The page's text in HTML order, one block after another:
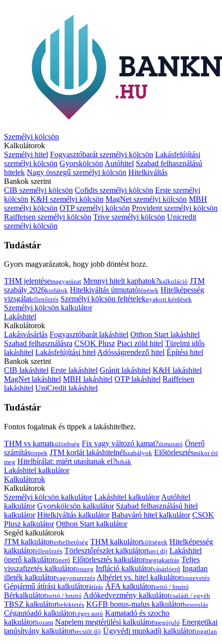
Személyi kölcsön
Kalkulátorok
Személyi hitel Fogyasztóbarát személyi kölcsön Lakásfelújítási
személyi kölcsön Gyorskölcsön Autóhitel Szabad felhasználású
hitelek Nagy összegű személyi kölcsön Hitelkiváltás
Bankok szerint
CIB személyi kölcsön Cofidis személyi kölcsön Erste személyi
kölcsön K&H személyi kölcsön MagNet személyi kölcsön MBH
személyi kölcsön OTP személyi kölcsön Provident személyi kölcsön
Raiffeisen személyi kölcsön Trive személyi kölcsön Unicredit
személyi kölcsön
Tudástár
Gyors magyarázatok, hogy jobb döntést hozz.
THM jelentésemagyarázat Mennyi hitelt kaphatok?kalkuláció JTM
szabály 2026korlátok Hitelkiváltás útmutatólépések Hitelképesség
vizsgálatellenőrzés Személyi kölcsön feltételekgyakori kérdések
Személyi kölcsön kalkulátor
Lakáshitel
Kalkulátorok
Lakásvásárlás Fogyasztóbarát lakáshitel Otthon Start lakáshitel
Szabad felhasználásra CSOK Plusz Piaci zöld hitel Türelmi idős
lakáshitel Lakásfelújítási hitelAdósságrendező hitel Építési hitel
Bankok szerint
CIB lakáshitel Erste lakáshitel Gránit lakáshitel K&H lakáshitel
MagNet lakáshitel MBH lakáshitel OTP lakáshitel Raiffeisen
lakáshitel UniCredit lakáshitel
Tudástár
Fontos fogalmak és tippek a lakáshitelhez.
THM vs kamatkülönbség Fix vagy változó kamat?útmutató Önerő
számítástippek JTM korlát lakáshitelnélszabályok Előtörlesztésmikor éri
meg Hitelbírálat: miért utasítanak el?hibák
Lakáshitel kalkulátor
Kalkulátorok
Kalkulátorok
Személyi kölcsön kalkulátor Lakáshitel kalkulátor Autóhitel
kalkulátor Gyorskölcsön kalkulátor Szabad felhasználású hitel
kalkulátor Hitelkiváltás kalkulátor Babaváró hitel kalkulátor CSOK
Plusz kalkulátor Otthon Start kalkulátor
Segéd kalkulátorok
JTM kalkulátorterhelhetőség THM kalkulátorköltségek Hitelképesség
kalkulátorellenőrzés Törlesztőrészlet kalkulátorhavi díj Lakáshitel
önerő kalkulátorönerő Előtörlesztés kalkulátormegtakarítás Teljes
visszafizetés kalkulátorösszeg Infláció kalkulátorvásárlóerő Ingatlan
illeték kalkulátorvagyonszerzés Albérlet vs. hitel kalkulátorösszevetés
Gépjármű átírási kalkulátorátírás ÁFA kalkulátornettó / bruttó
Bérkalkulátornettó / bruttó Adókedvezmény kalkulátorcsaládi / egyéb
TBSZ kalkulátorbefektetés KGFB bonus-malus kalkulátorbesorolás
Cégautóadó kalkulátorcéges autó Kamatadó és szocho
kalkulátorhozam Napelem megtérülési kalkulátormegújuló Energetikai
tanúsítvány kalkulátorbecsült díj Ügyvédi munkadíj kalkulátoringatlan